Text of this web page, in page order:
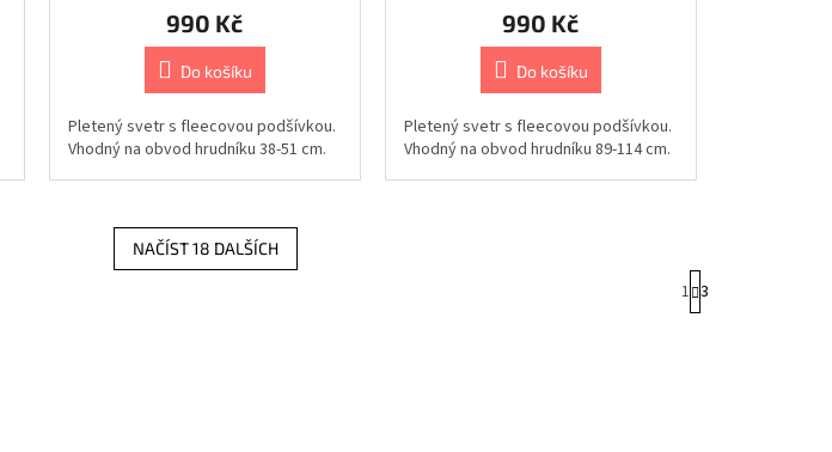
990 Kč
Do košíku
Pletený svetr s fleecovou podšívkou.
Vhodný na obvod hrudníku 38-51 cm.
990 Kč
Do košíku
Pletený svetr s fleecovou podšívkou.
Vhodný na obvod hrudníku 89-114 cm.
NAČÍST 18 DALŠÍCH
t
1 3